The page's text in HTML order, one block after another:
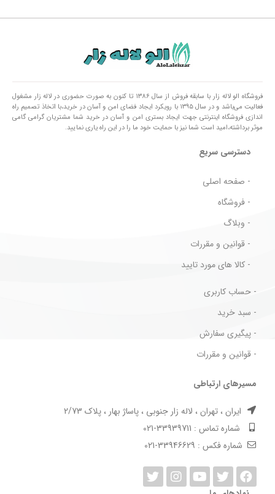
فروشگاه الو لاله زار با سابقه فروش از سال ۱۳۸۶ تا کنون به صورت حضوری در لاله زار مشغول
فعالیت می‌باشد و در سال ۱۳۹۵ با رویکرد ایجاد فضای امن و آسان در خرید،با اتخاذ تصمیم راه
اندازی فروشگاه اینترنتی جهت ایجاد بستری امن و آسان در خرید شما مشتریان گرامی گامی
موثر برداشته،امید است شما نیز با حمایت خود ما را در این راه یاری نمایید.
دسترسی سریع
- صفحه اصلی
- فروشگاه
- وبلاگ
- قوانین و مقررات
- کالا های مورد تایید
- حساب کاربری
- سبد خرید
- پیگیری سفارش
- قوانین و مقررات
مسیرهای ارتباطی
ایران ، تهران ، لاله زار جنوبی ، پاساژ بهار ، پلاک 2/73
شماره تماس : 33939711-021
شماره فکس : 33946629-021